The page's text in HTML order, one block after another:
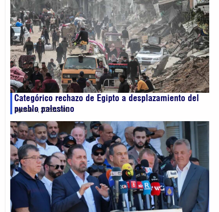
Categórico rechazo de Egipto a desplazamiento del
pueblo palestino
agosto 5, 202613:00